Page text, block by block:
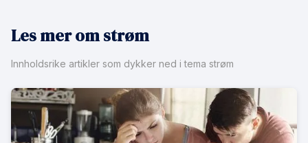
Les mer om strøm
Innholdsrike artikler som dykker ned i tema strøm